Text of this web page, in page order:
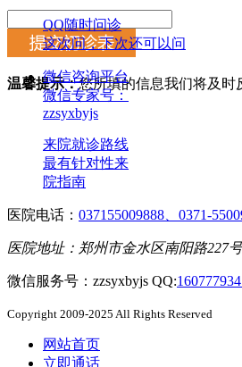
温馨提示：您所填的信息我们将及时
QQ随时问诊
这次问，下次还可以问
微信咨询平台
微信专家号：
zzsyxbyjs
来院就诊路线
最有针对性来
院指南
医院电话： 037155009888、0371-
医院地址：郑州市金水区南阳路227号
微信服务号：zzsyxbyjs QQ:
Copyright 2009-2025 All Rights Reserved
网站首页
立即通话